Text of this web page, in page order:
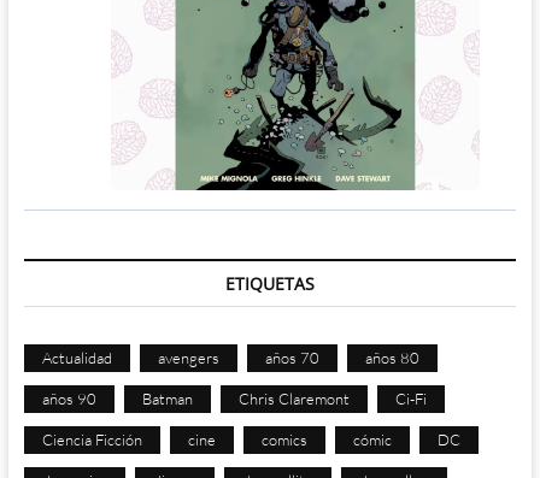
ETIQUETAS
Actualidad avengers años 70 años 80
años 90 Batman Chris Claremont Ci-Fi
Ciencia Ficción cine comics cómic DC